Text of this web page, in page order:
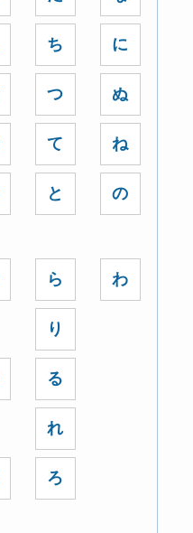
ち
つ
て
と
に
ぬ
ね
の
ら
り
る
れ
ろ
わ